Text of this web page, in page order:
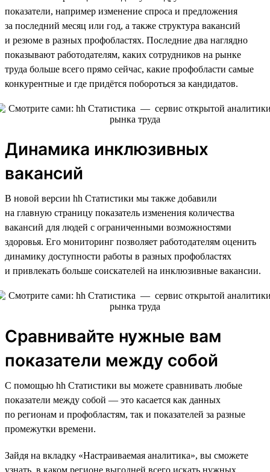
показатели, например изменение спроса и предложения
за последний месяц или год, а также структура вакансий
и резюме в разных профобластях. Последние два наглядно
показывают работодателям, каких сотрудников на рынке
труда больше всего прямо сейчас, какие профобласти самые
конкурентные и где придётся побороться за кандидатов.
Динамика инклюзивных
вакансий
В новой версии hh Статистики мы также добавили
на главную страницу показатель изменения количества
вакансий для людей с ограниченными возможностями
здоровья. Его мониторинг позволяет работодателям оценить
динамику доступности работы в разных профобластях
и привлекать больше соискателей на инклюзивные вакансии.
Сравнивайте нужные вам
показатели между собой
С помощью hh Статистики вы можете сравнивать любые
показатели между собой — это касается как данных
по регионам и профобластям, так и показателей за разные
промежутки времени.
Зайдя на вкладку «Настраиваемая аналитика», вы сможете
узнать, в каком регионе выгодней всего искать нужных